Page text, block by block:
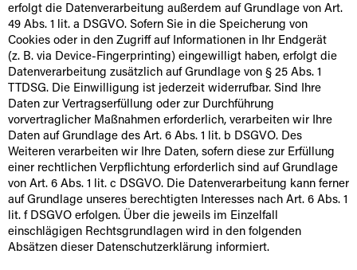
erfolgt die Datenverarbeitung außerdem auf Grundlage von Art.
49 Abs. 1 lit. a DSGVO. Sofern Sie in die Speicherung von
Cookies oder in den Zugriff auf Informationen in Ihr Endgerät
(z. B. via Device-Fingerprinting) eingewilligt haben, erfolgt die
Datenverarbeitung zusätzlich auf Grundlage von § 25 Abs. 1
TTDSG. Die Einwilligung ist jederzeit widerrufbar. Sind Ihre
Daten zur Vertragserfüllung oder zur Durchführung
vorvertraglicher Maßnahmen erforderlich, verarbeiten wir Ihre
Daten auf Grundlage des Art. 6 Abs. 1 lit. b DSGVO. Des
Weiteren verarbeiten wir Ihre Daten, sofern diese zur Erfüllung
einer rechtlichen Verpflichtung erforderlich sind auf Grundlage
von Art. 6 Abs. 1 lit. c DSGVO. Die Datenverarbeitung kann ferner
auf Grundlage unseres berechtigten Interesses nach Art. 6 Abs. 1
lit. f DSGVO erfolgen. Über die jeweils im Einzelfall
einschlägigen Rechtsgrundlagen wird in den folgenden
Absätzen dieser Datenschutzerklärung informiert.